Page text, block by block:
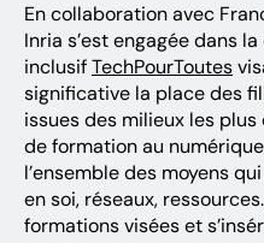
En collaboration avec
Inria s’est engagée dans
inclusifTechPourToutes
significative la place des
issues des milieux les
de formation au
l’ensemble des moyens
en soi, réseaux,
formations visées et